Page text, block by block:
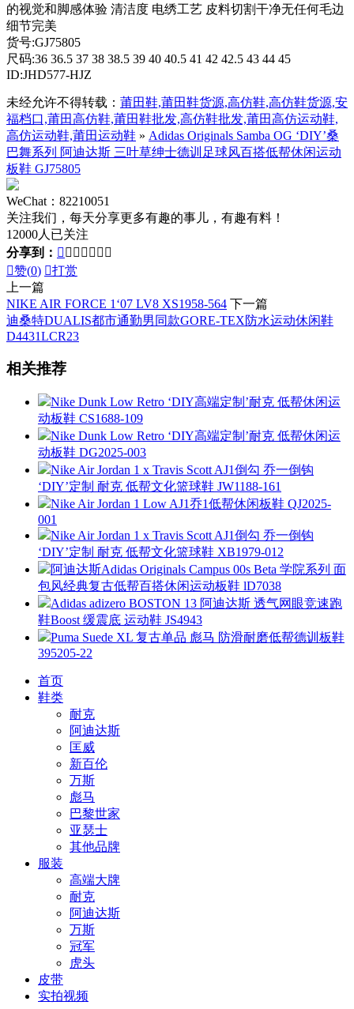
的视觉和脚感体验 清洁度 电绣工艺 皮料切割干净无任何毛边
细节完美
货号:GJ75805
尺码:36 36.5 37 38 38.5 39 40 40.5 41 42 42.5 43 44 45
ID:JHD577-HJZ
未经允许不得转载： 莆田鞋,莆田鞋货源,高仿鞋,高仿鞋货源,安
福档口,莆田高仿鞋,莆田鞋批发,高仿鞋批发,莆田高仿运动鞋,
高仿运动鞋,莆田运动鞋 » Adidas Originals Samba OG ‘DIY’桑
巴舞系列 阿迪达斯 三叶草绅士德训足球风百搭低帮休闲运动
板鞋 GJ75805
WeChat：82210051
关注我们，每天分享更多有趣的事儿，有趣有料！
12000人已关注
分享到：       
赞(0) 打赏
上一篇
NIKE AIR FORCE 1‘07 LV8 XS1958-564 下一篇
迪桑特DUALIS都市通勤男同款GORE-TEX防水运动休闲鞋
D4431LCR23
相关推荐
Nike Dunk Low Retro ‘DIY高端定制’耐克 低帮休闲运
动板鞋 CS1688-109
Nike Dunk Low Retro ‘DIY高端定制’耐克 低帮休闲运
动板鞋 DG2025-003
Nike Air Jordan 1 x Travis Scott AJ1倒勾 乔一倒钩
‘DIY’定制 耐克 低帮文化篮球鞋 JW1188-161
Nike Air Jordan 1 Low AJ1乔1低帮休闲板鞋 QJ2025-
001
Nike Air Jordan 1 x Travis Scott AJ1倒勾 乔一倒钩
‘DIY’定制 耐克 低帮文化篮球鞋 XB1979-012
阿迪达斯Adidas Originals Campus 00s Beta 学院系列 面
包风经典复古低帮百搭休闲运动板鞋 lD7038
Adidas adizero BOSTON 13 阿迪达斯 透气网眼竞速跑
鞋Boost 缓震底 运动鞋 JS4943
Puma Suede XL 复古单品 彪马 防滑耐磨低帮德训板鞋
395205-22
首页
鞋类
耐克
阿迪达斯
匡威
新百伦
万斯
彪马
巴黎世家
亚瑟士
其他品牌
服装
高端大牌
耐克
阿迪达斯
万斯
冠军
虎头
皮带
实拍视频